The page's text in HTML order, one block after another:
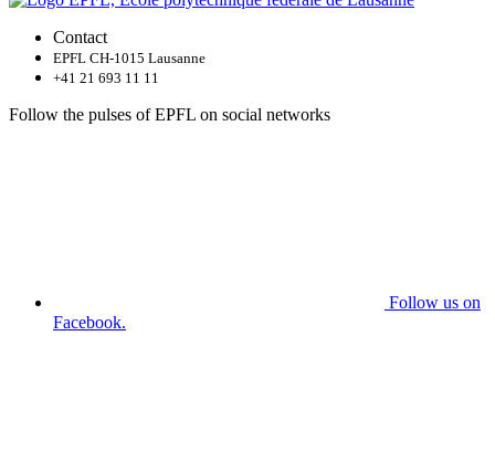
Contact
EPFL CH-1015 Lausanne
+41 21 693 11 11
Follow the pulses of EPFL on social networks
Follow us on
Facebook.